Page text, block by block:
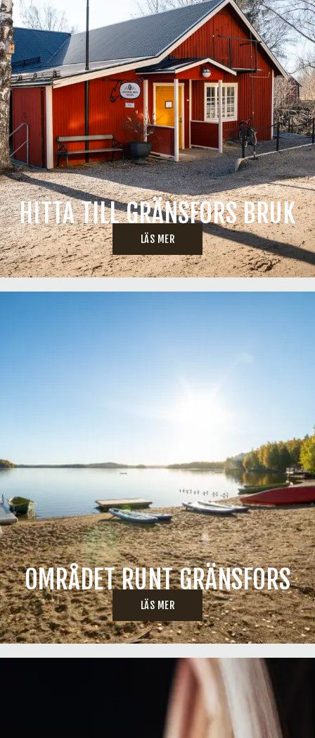
HITTA TILL GRÄNSFORS BRUK
LÄS MER
OMRÅDET RUNT GRÄNSFORS
LÄS MER